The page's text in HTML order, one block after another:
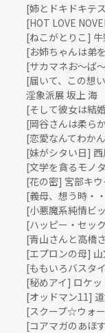
[姉とドキドキテ
[HOT LOVE
[ねこがとりこ] 牛
[お姉ちゃんは弟
[サカマネお〜ば
[届いて、この想
淫象派展 坂上 海
[そして彼女は結
[岡谷さんは柔ら
[恋愛なんてわか
[妹がシタい日] 西
[文学を貪るモノ
[花の密] 宮部キウ
[義母、想う時・
[小悪魔系純情ビ
[ハッピー・セッ
[青山さんと高橋
[エプロンの母] 山
[ももいろバスタ
[秘めアイ] ロケッ
[オッドマン11]
[スクープ☆ウォ
[コアマガのあほ